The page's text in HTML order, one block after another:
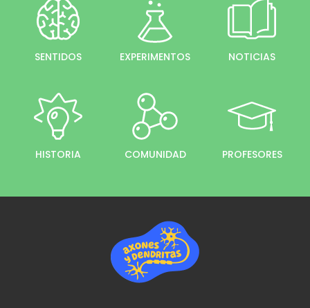
SENTIDOS EXPERIMENTOS NOTICIAS
HISTORIA COMUNIDAD PROFESORES